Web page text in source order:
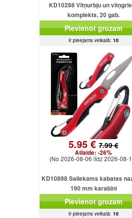
KD10288 Vītņurbju un
komplekts, 20 gab.
Pievienot grozam
Ir pieejams veikalā: 10
5.95 €7.99 €
Atlaide: -26%
(No 2026-08-06 līdz 2026-08-
KD10898 Saliekams kabatas
190 mm karabīni
Pievienot grozam
Ir pieejams veikalā: 10